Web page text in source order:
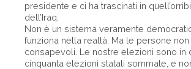
presidente e ci ha trascinati in
dell’Iraq.
Non è un sistema veramente
funziona nella realtà. Ma le persone
consapevoli. Le nostre elezioni sono in
cinquanta elezioni statali sommate, e